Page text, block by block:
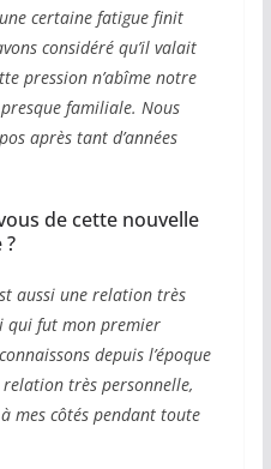
certaine fatigue finit
considéré qu’il valait
pression n’abîme notre
familiale. Nous
après tant d’années
de cette nouvelle
aussi une relation très
qui fut mon premier
depuis l’époque
relation très personnelle,
mes côtés pendant toute